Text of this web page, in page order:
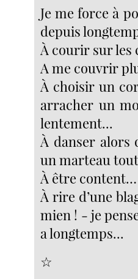
Je me force à
depuis
À courir sur les
A me couvrir
À choisir un
arracher un
lentement...
À danser alors
un marteau
À être content…
À rire d’une
mien ! - je
a longtemps...
☆